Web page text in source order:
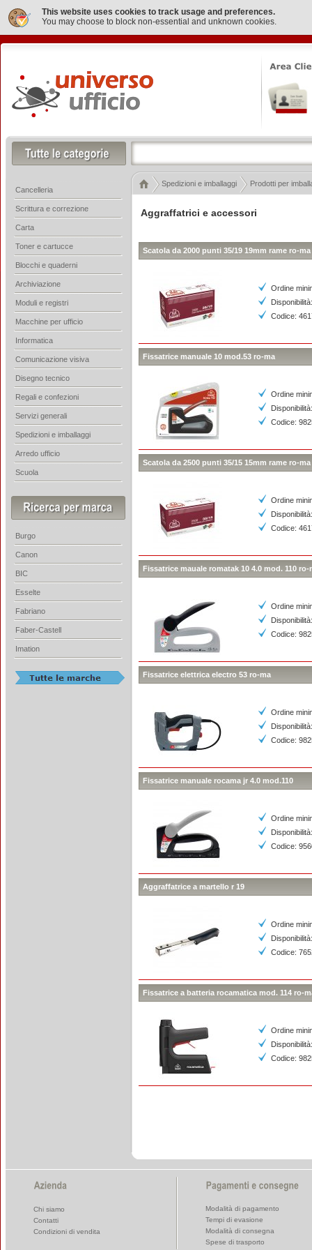
This website uses cookies to track usage and preferences.
You may choose to block non-essential and unknown cookies.
Aggraffatrici e accessori
Scatola da 2000 punti 35/19 19mm rame ro-
Ordine
Codice:
Fissatrice manuale 10 mod.53 ro-ma
Ordine
Codice:
Scatola da 2500 punti 35/15 15mm rame ro-
Ordine
Codice:
Fissatrice mauale romatak 10 4.0 mod. 110 ro-
Ordine
Codice:
Fissatrice elettrica electro 53 ro-ma
Ordine
Codice:
Fissatrice manuale rocama jr 4.0 mod.110
Ordine
Codice:
Aggraffatrice a martello r 19
Ordine
Codice:
Fissatrice a batteria rocamatica mod. 114 ro-
Ordine
Codice:
Spedizioni e imballaggi Prodotti per
Cancelleria
Scrittura e correzione
Carta
Toner e cartucce
Blocchi e quaderni
Archiviazione
Moduli e registri
Macchine per ufficio
Informatica
Comunicazione visiva
Disegno tecnico
Regali e confezioni
Servizi generali
Spedizioni e imballaggi
Arredo ufficio
Scuola
Burgo
Canon
BIC
Esselte
Fabriano
Faber-Castell
Imation
Chi siamo
Contatti
Condizioni di vendita
Modalità di pagamento
Tempi di evasione
Modalità di consegna
Spese di trasporto